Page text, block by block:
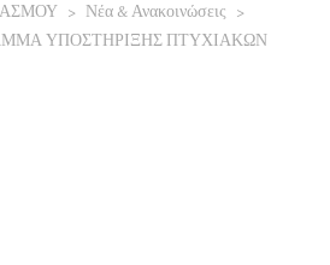
> Νέα & Ανακοινώσεις >
ΥΠΟΣΤΗΡΙΞΗΣ ΠΤΥΧΙΑΚΩΝ